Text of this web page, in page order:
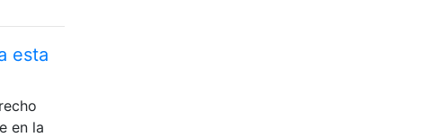
esta
en la